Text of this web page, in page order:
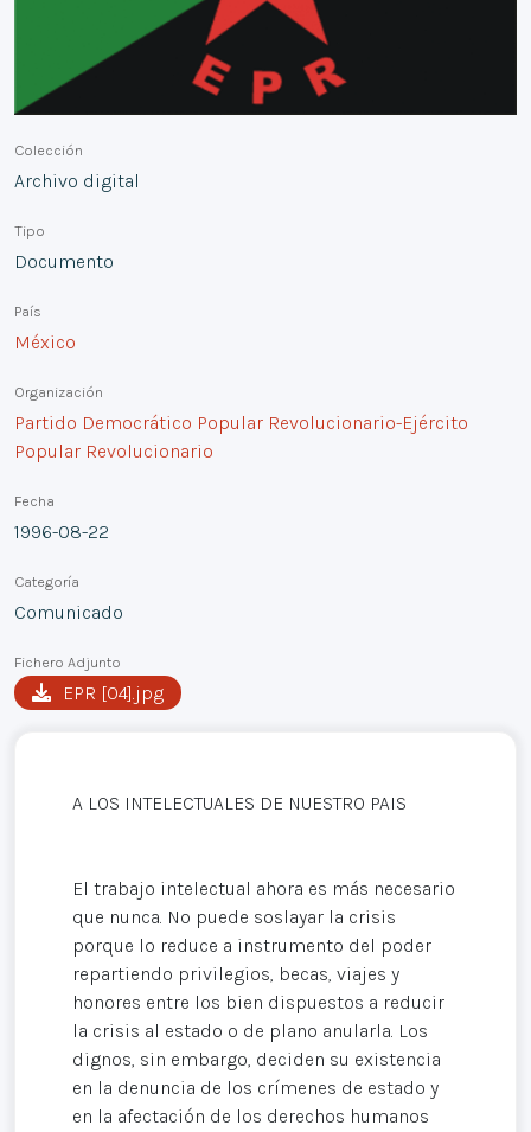
Colección
Archivo digital
Tipo
Documento
País
México
Organización
Partido Democrático Popular Revolucionario-Ejército
Popular Revolucionario
Fecha
1996-08-22
Categoría
Comunicado
Fichero Adjunto
EPR [04].jpg
A LOS INTELECTUALES DE NUESTRO PAIS
El trabajo intelectual ahora es más necesario
que nunca. No puede soslayar la crisis
porque lo reduce a instrumento del poder
repartiendo privilegios, becas, viajes y
honores entre los bien dispuestos a reducir
la crisis al estado o de plano anularla. Los
dignos, sin embargo, deciden su existencia
en la denuncia de los crímenes de estado y
en la afectación de los derechos humanos